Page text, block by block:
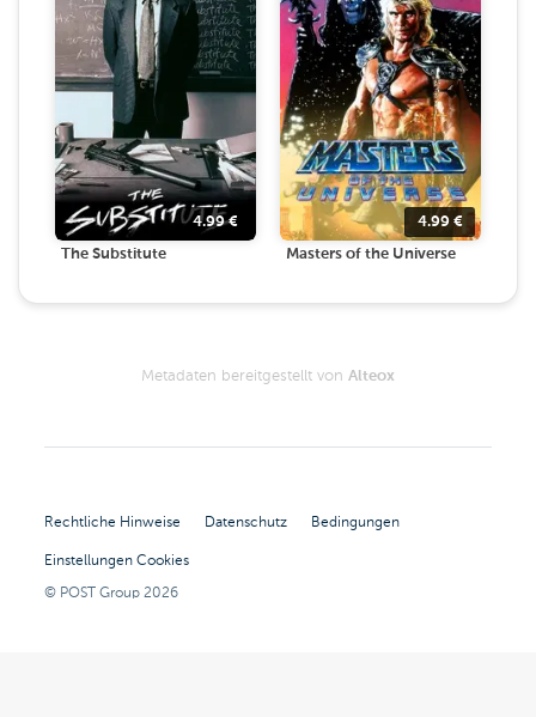
4.99€
The Substitute
4.99 €
Masters of the Universe
Metadaten bereitgestellt von Alteox
Rechtliche Hinweise Datenschutz Bedingungen
Einstellungen Cookies
© POST Group2026